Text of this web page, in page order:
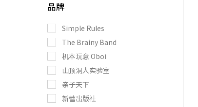
品牌
Simple Rules
The Brainy Band
机本玩意 Oboi
山顶洞人实验室
亲子天下
新蕾出版社